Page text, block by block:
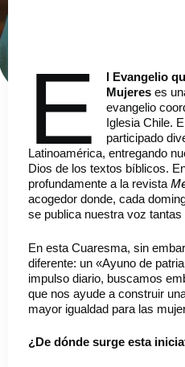
E
l Evangelio
Mujereses
evangelio
Iglesia Chile.
participado
Latinoamérica, entregando
Dios de los textos bíblicos.
profundamente a la revista
acogedor donde, cada
se publica nuestra voz
En esta Cuaresma, sin
diferente: un «Ayuno de
impulso diario, buscamos
que nos ayude a construir
mayor igualdad para las
¿De dónde surge esta